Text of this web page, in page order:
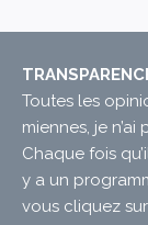
Toutes les
miennes, je
Chaque fois
y a un
vous cliquez